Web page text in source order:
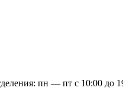
пн — пт с 10:00 до